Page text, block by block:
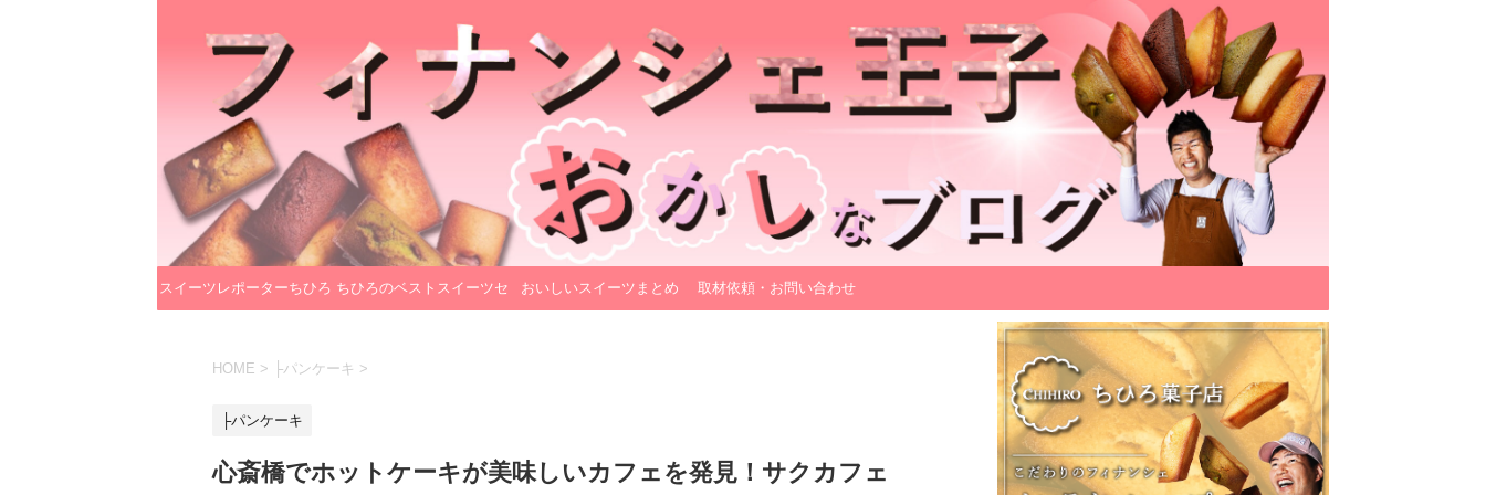
スイーツレポーターちひろ ちひろのベストスイーツセ おいしいスイーツまとめ 取材依頼・お問い合わせ
HOME > ├パンケーキ >
├パンケーキ
心斎橋でホットケーキが美味しいカフェを発見！サクカフェ